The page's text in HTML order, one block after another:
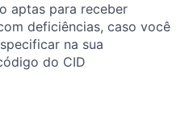
aptas para receber
deficiências, caso você
na sua
do CID